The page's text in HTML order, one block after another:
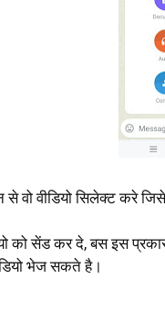
से वो वीडियो सिलेक्ट करे
को सेंड कर दे, बस इस
भेज सकते है।